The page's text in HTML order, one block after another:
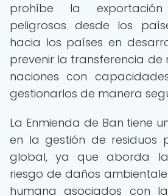
prohíbe la
peligrosos desde los
hacia los países en
prevenir la transferencia de
naciones con
gestionarlos de manera
La Enmienda de Ban tiene
en la gestión de residuos
global, ya que aborda
riesgo de daños
humana asociados con